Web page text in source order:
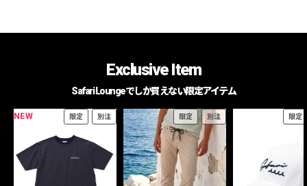
Exclusive Item
Safari Loungeでしか買えない限定アイテム
NEW 限定 別注 限定 別注 限定